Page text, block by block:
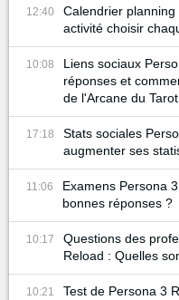
12:40
Calendrier
activité choisir
10:08
Liens sociaux
réponses et
de l'Arcane du
17:18
Stats sociales
augmenter ses
11:06
Examens Persona
bonnes réponses ?
10:17
Questions des
Reload : Quelles
10:21
Test de Persona 3